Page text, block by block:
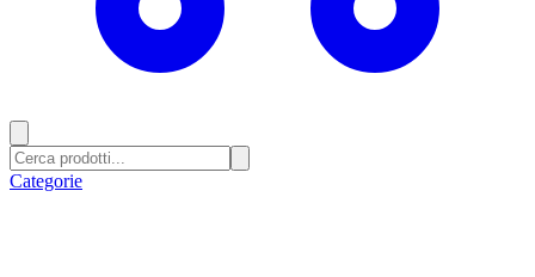
Categorie